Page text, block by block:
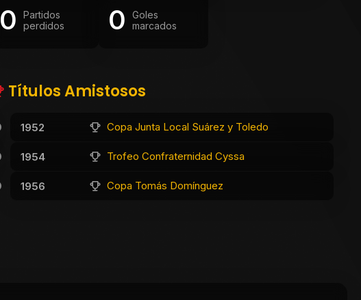
0
Partidos
perdidos
0
Goles
marcados
Títulos Amistosos
1952 Copa Junta Local Suárez y Toledo
1954 Trofeo Confraternidad Cyssa
1956 Copa Tomás Domínguez